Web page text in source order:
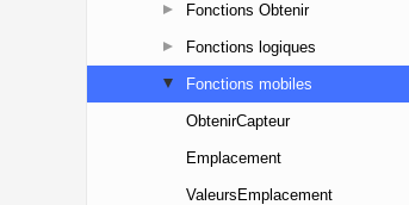
Fonctions Obtenir
Fonctions logiques
Fonctions mobiles
ObtenirCapteur
Emplacement
ValeursEmplacement